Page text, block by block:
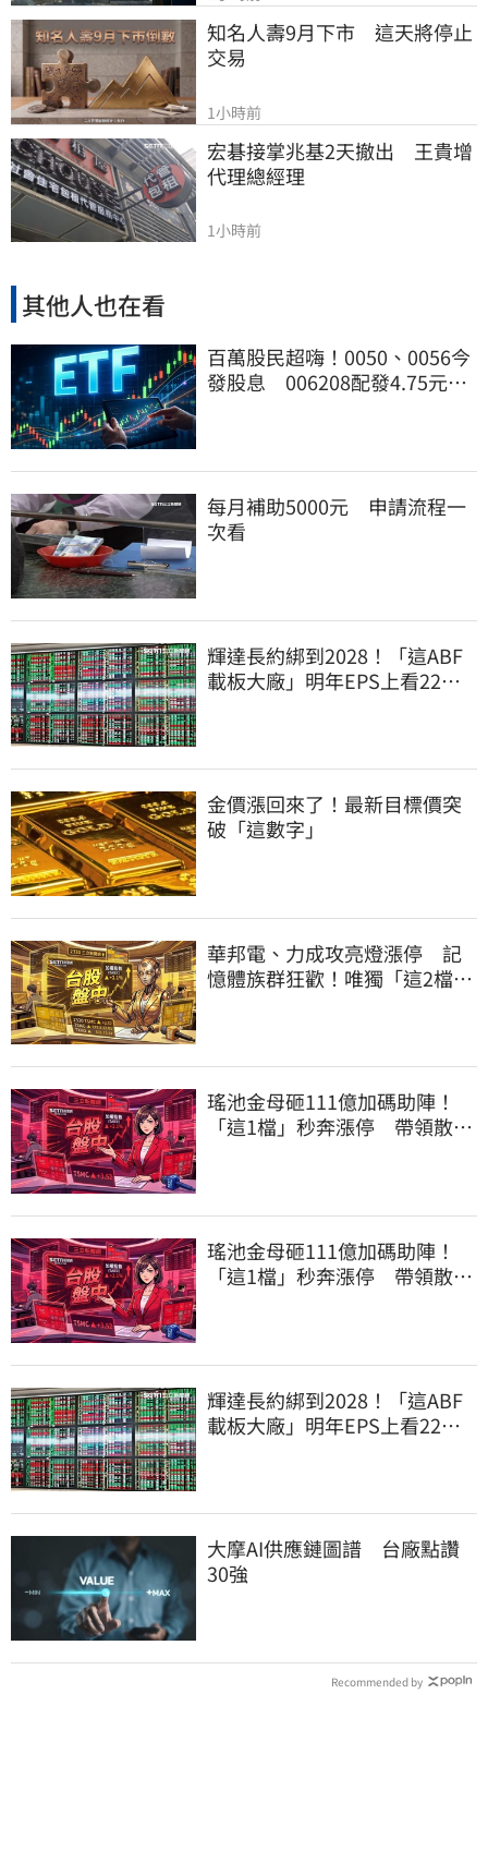
知名人壽9月下市　這天將停止
交易
1小時前
宏碁接掌兆基2天撤出　王貴增
代理總經理
1小時前
其他人也在看
百萬股民超嗨！0050、0056今
發股息 006208配發4.75元新
每月補助5000元 申請流程一
次看
輝達長約綁到2028！「這ABF
載板大廠」明年EPS上看22
金價漲回來了！最新目標價突
破「這數字」
華邦電、力成攻亮燈漲停 記
憶體族群狂歡！唯獨「這2檔」
瑤池金母砸111億加碼助陣！
「這1檔」秒奔漲停 帶領散熱
瑤池金母砸111億加碼助陣！
「這1檔」秒奔漲停 帶領散熱
輝達長約綁到2028！「這ABF
載板大廠」明年EPS上看22
大摩AI供應鏈圖譜 台廠點讚
30強
Recommended by